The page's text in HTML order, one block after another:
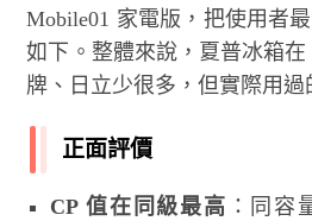
Mobile01 家電版，把使用者
如下。整體來說，夏普冰箱
牌、日立少很多，但實際用過
正面評價
CP 值在同級最高 ：同容